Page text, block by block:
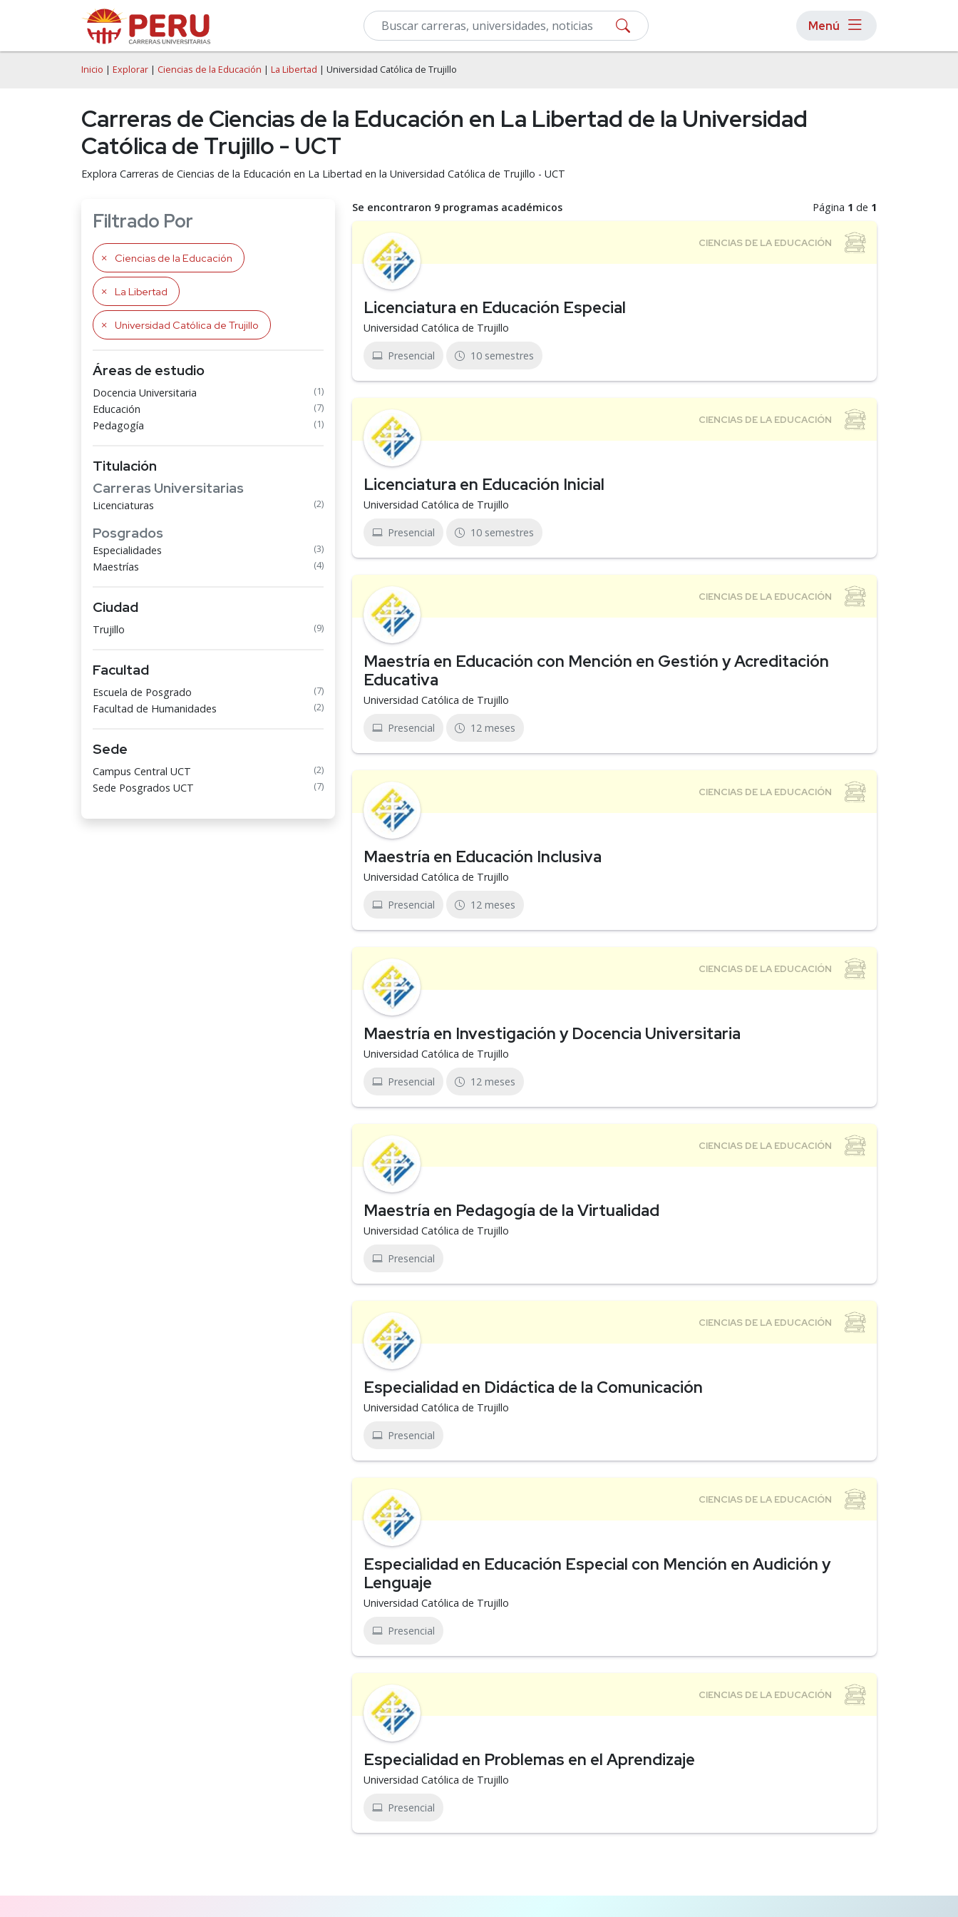
Menú
Inicio | Explorar | Ciencias de la Educación | La Libertad | Universidad Católica de Trujillo
Carreras de Ciencias de la Educación en La Libertad de la Universidad
Católica de Trujillo - UCT
Explora Carreras de Ciencias de la Educación en La Libertad en la Universidad Católica de Trujillo - UCT
Filtrado Por
Ciencias de la Educación
La Libertad
Universidad Católica de Trujillo
Áreas de estudio
Docencia Universitaria (1)
Educación (7)
Pedagogía (1)
Titulación
Carreras Universitarias
Licenciaturas (2)
Posgrados
Especialidades (3)
Maestrías (4)
Ciudad
Trujillo (9)
Facultad
Escuela de Posgrado (7)
Facultad de Humanidades (2)
Sede
Campus Central UCT (2)
Sede Posgrados UCT (7)
Se encontraron 9 programas académicos Página 1 de 1
Licenciatura en Educación Especial
Universidad Católica de Trujillo
Presencial 10 semestres
Licenciatura en Educación Inicial
Universidad Católica de Trujillo
Presencial 10 semestres
Maestría en Educación con Mención en Gestión y Acreditación
Educativa
Universidad Católica de Trujillo
Presencial 12 meses
Maestría en Educación Inclusiva
Universidad Católica de Trujillo
Presencial 12 meses
Maestría en Investigación y Docencia Universitaria
Universidad Católica de Trujillo
Presencial 12 meses
Maestría en Pedagogía de la Virtualidad
Universidad Católica de Trujillo
Presencial
Especialidad en Didáctica de la Comunicación
Universidad Católica de Trujillo
Presencial
Especialidad en Educación Especial con Mención en Audición y
Lenguaje
Universidad Católica de Trujillo
Presencial
Especialidad en Problemas en el Aprendizaje
Universidad Católica de Trujillo
Presencial